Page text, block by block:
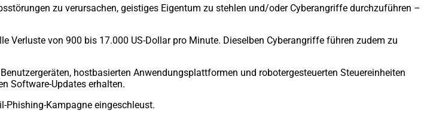
zu verursachen, geistiges Eigentum zu stehlen und/oder Cyberangriffe durchzuführen –
von 900 bis 17.000 US-Dollar pro Minute. Dieselben Cyberangriffe führen zudem zu
hostbasierten Anwendungsplattformen und robotergesteuerten Steuereinheiten
Software-Updates erhalten.
Phishing-Kampagne eingeschleust.